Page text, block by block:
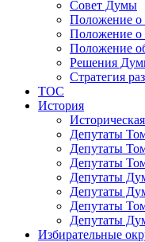
Совет Думы
Положение о
Положение о
Положение
Решения
Стратегия
ТОС
История
Депутаты
Депутаты
Депутаты
Депутаты
Депутаты
Депутаты
Депутаты
Избирательные